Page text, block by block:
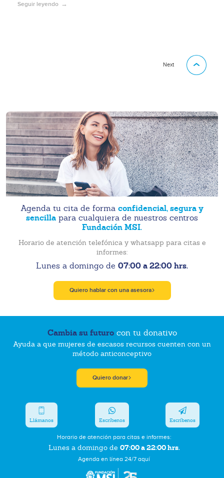
Seguir leyendo
Next
Agenda tu cita de forma confidencial, segura y
sencilla para cualquiera de nuestros centros
Fundación MSI.
Horario de atención telefónica y whatsapp para citas e
informes:
Lunes a domingo de 07:00 a 22:00 hrs.
Quiero hablar con una asesora
Cambia su futurocon tu donativo
Ayuda a que mujeres de escasos recursos cuenten con un
método anticonceptivo
Quiero donar
Horario de atención para citas e informes:
Lunes a domingo de 07:00 a 22:00 hrs.
Agenda en línea 24/7 aquí
Llámanos Escríbenos Escríbenos